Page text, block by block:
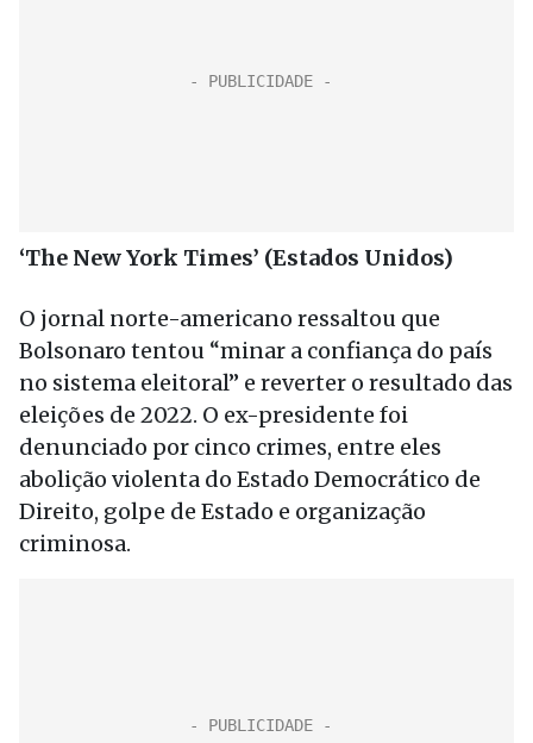
‘The New York Times’ (Estados Unidos)
O jornal norte-americano ressaltou que
Bolsonaro tentou “minar a confiança do país
no sistema eleitoral” e reverter o resultado das
eleições de 2022. O ex-presidente foi
denunciado por cinco crimes, entre eles
abolição violenta do Estado Democrático de
Direito, golpe de Estado e organização
criminosa.